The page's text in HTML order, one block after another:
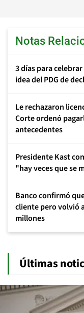
Notas
3 días para
idea del PDG de
Le rechazaron
Corte ordenó
antecedentes
Presidente Kast
"hay veces que se
Banco confirmó
cliente pero volvió
millones
Últimas